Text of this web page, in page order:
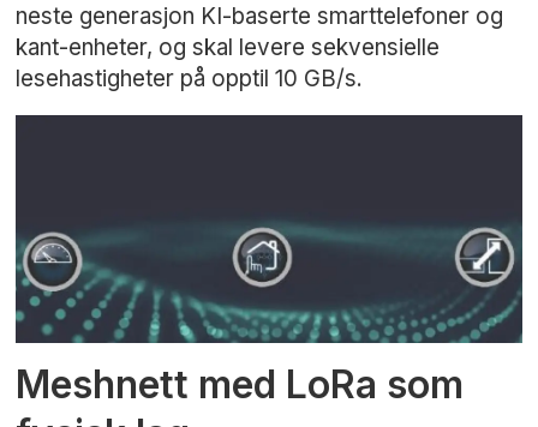
neste generasjon KI-baserte smarttelefoner og
kant-enheter, og skal levere sekvensielle
lesehastigheter på opptil 10 GB/s.
Meshnett med LoRa som